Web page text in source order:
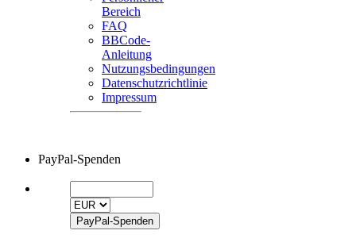
Bereich
FAQ
BBCode-
Anleitung
Nutzungsbedingungen
Datenschutzrichtlinie
Impressum
PayPal-Spenden